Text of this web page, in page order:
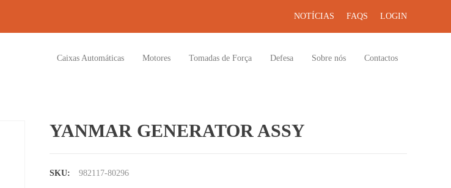
NOTÍCIAS FAQS LOGIN
Caixas Automáticas Motores Tomadas de Força Defesa Sobre nós Contactos
YANMAR GENERATOR ASSY
SKU: 982117-80296